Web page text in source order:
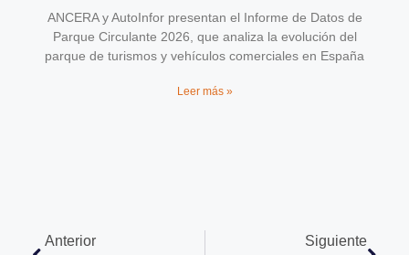
ANCERA y AutoInfor presentan el Informe de Datos de
Parque Circulante 2026, que analiza la evolución del
parque de turismos y vehículos comerciales en España
Leer más »
Anterior Siguiente